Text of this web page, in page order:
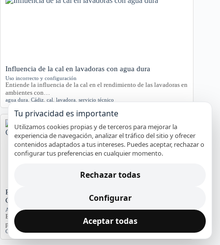
Influencia de la cal en lavadoras con agua dura
Uso incorrecto y configuración
Entiende la influencia de la cal en el rendimiento de las lavadoras en
ambientes con…
agua dura Cádiz cal lavadora servicio técnico
Problemas de Electrodomésticos en Pisos Antiguos de
Cádiz
Averías y orientación en Cádiz
Exploramos los problemas más comunes de electrodomésticos en
pisos antiguos de Cádiz, considerando la humedad…
Cádiz,Electrodomésticos
Tu privacidad es importante
Utilizamos cookies propias y de terceros para mejorar la
experiencia de navegación, analizar el tráfico del sitio y ofrecer
contenidos adaptados a tus intereses. Puedes aceptar, rechazar o
configurar tus preferencias en cualquier momento.
Rechazar todas
Configurar
Aceptar todas